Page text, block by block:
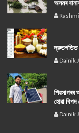
অসমৰ
Rashmi
দ্রুতগতিত
Dainik
শিৱসাগৰৰ
হোৱা বিপদ
Dainik